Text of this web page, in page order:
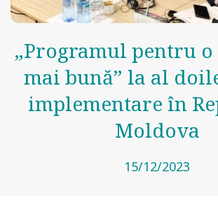
„Programul pentru
mai bună” la al
implementare în
Moldova
15/12/2023